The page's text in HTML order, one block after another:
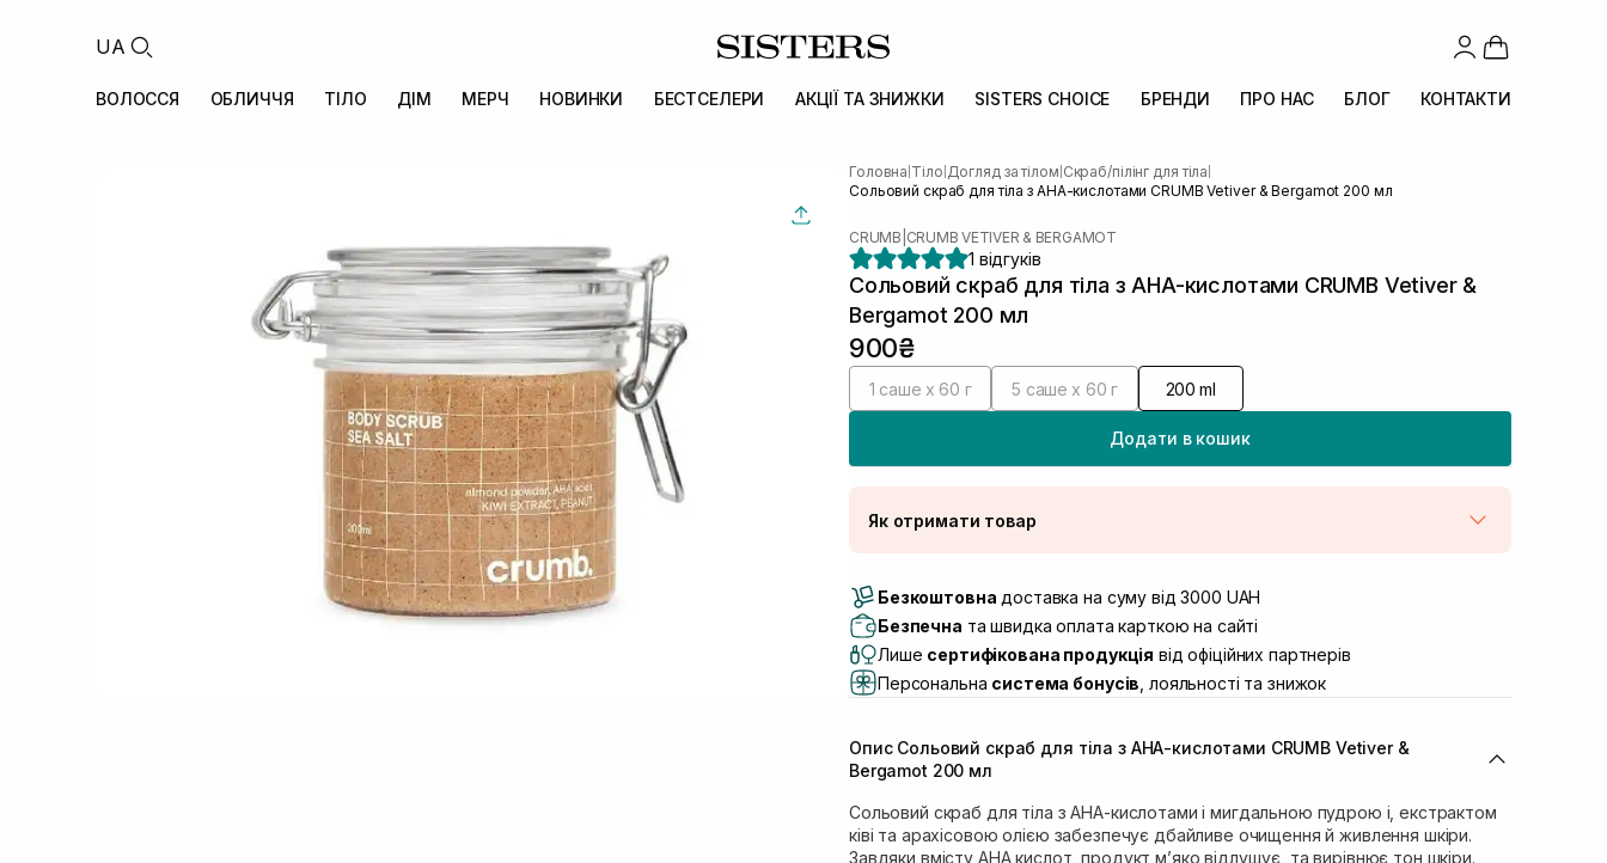
UA
ВОЛОССЯ ОБЛИЧЧЯ ТІЛО ДІМ МЕРЧ НОВИНКИ БЕСТСЕЛЕРИ АКЦІЇ ТА ЗНИЖКИ SISTERS CHOICE БРЕНДИ ПРО НАС БЛОГ КОНТАКТИ
Головна Тіло Догляд за тілом Скраб/пілінг для тіла
Сольовий скраб для тіла з AHA-кислотами CRUMB Vetiver & Bergamot 200 мл
CRUMB CRUMB VETIVER & BERGAMOT
1 відгуків
Сольовий скраб для тіла з AHA-кислотами CRUMB Vetiver &
Bergamot 200 мл
900₴
1 саше х 60 г 5 саше х 60 г 200 ml
Додати в кошик
Як отримати товар
Самовивіз м. Луцьк, вул. Винниченка 4
Самовивіз м. Львів, вул. Академіка Підстригача, 1В (Duck’s
Самовивіз м. Львів, вул. Івана Франка 36
Самовивіз м. Львів, вул. Степана Бандери 45 В наявності
Самовивіз м. Рівне, вул. Кулика і Гудачека 23 (ТЦ Екватор) В наявності
Безкоштовна доставка на суму від 3000 UAH
Безпечна та швидка оплата карткою на сайті
Лише сертифікована продукція від офіційних партнерів
Персональна система бонусів , лояльності та знижок
Опис Сольовий скраб для тіла з AHA-кислотами CRUMB Vetiver &
Bergamot 200 мл
Сольовий скраб для тіла з AHA-кислотами і мигдальною пудрою і, екстрактом
ківі та арахісовою олією забезпечує дбайливе очищення й живлення шкіри.
Завдяки вмісту AHA кислот, продукт м’яко відлущує та вирівнює тон шкіри.